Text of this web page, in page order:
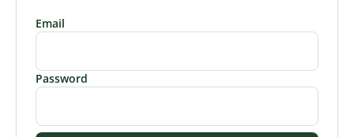
Email
Password